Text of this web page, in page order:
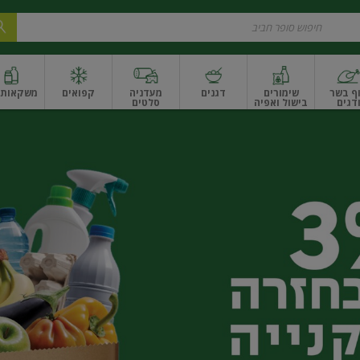
בשר
ודגים
שימורים
בישול ואפיה
דגנים מעדניה
סלטים
ונקניקים
קפואים משקאות
ואגוזיםפירות יבשים ארוזפירות יבשים בתפזורתפיצוחים, אגוזים